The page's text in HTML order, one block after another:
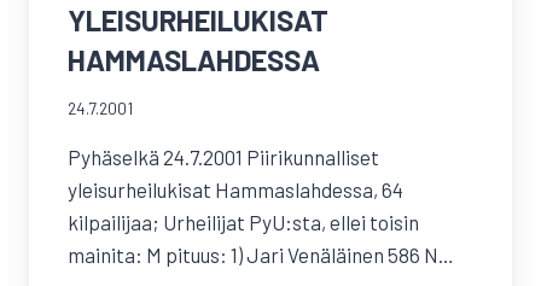
YLEISURHEILUKISAT
HAMMASLAHDESSA
24.7.2001
Pyhäselkä 24.7.2001 Piirikunnalliset
yleisurheilukisat Hammaslahdessa, 64
kilpailijaa; Urheilijat PyU:sta, ellei toisin
mainita: M pituus: 1) Jari Venäläinen 586 N…